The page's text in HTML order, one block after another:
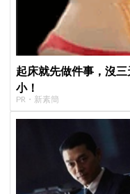
起床就先做件事，沒
小！
PR・新素簡